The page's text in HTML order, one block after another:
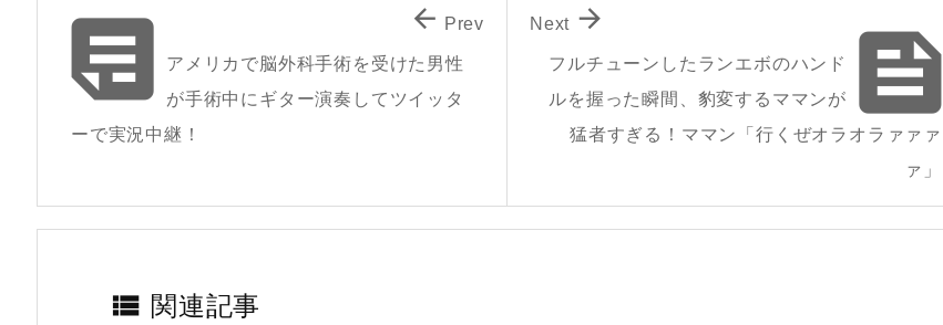

フルチューンしたランエボのハンド
ルを握った瞬間、豹変するママンが
猛者すぎる！ママン「行くぜオラオラァァァ
ァ」

Next
アメリカで脳外科手術を受けた男性
が手術中にギター演奏してツイッタ
ーで実況中継！
 Prev
 関連記事